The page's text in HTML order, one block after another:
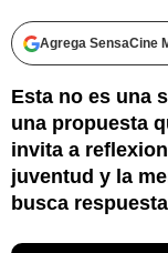
Agrega SensaCine
Esta no es una
una propuesta
invita a
juventud y la
busca